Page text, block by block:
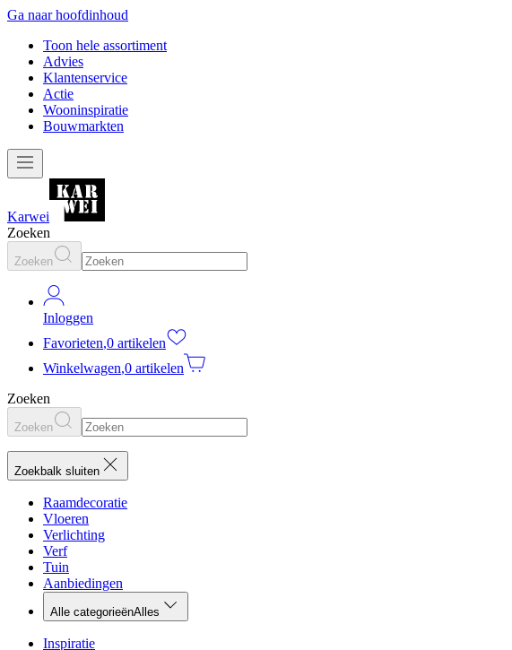
Ga naar hoofdinhoud
Toon hele assortiment
Advies
Klantenservice
Actie
Wooninspiratie
Bouwmarkten
Karwei
Zoeken
Zoeken
Inloggen
Favorieten,0 artikelen
Winkelwagen,0 artikelen
Zoeken
Zoeken
Zoekbalk sluiten
Raamdecoratie
Vloeren
Verlichting
Verf
Tuin
Aanbiedingen
Alle categorieënAlles
Inspiratie